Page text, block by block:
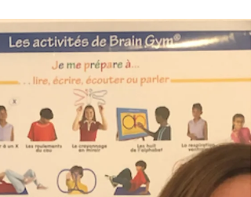
conférences proposés par l’association
L’Ancrage au Smart City Campus de
Rambouillet.